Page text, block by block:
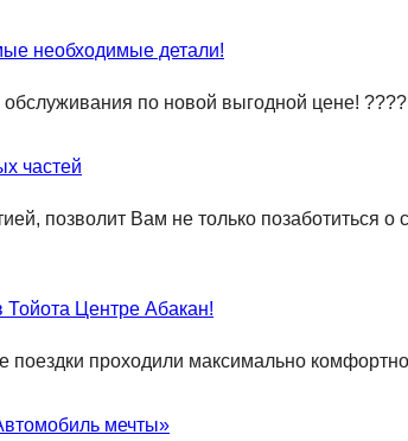
необходимые детали!
по новой выгодной цене! ????
частей
позволит Вам не только позаботиться
Центре Абакан!
поездки проходили максимально
мечты»